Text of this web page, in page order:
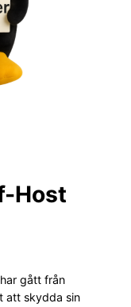
Host
gått från
att skydda sin